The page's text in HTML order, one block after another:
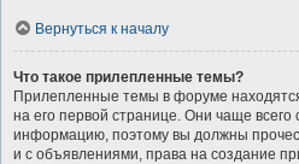
Вернуться к началу
Что такое прилепленные темы?
Прилепленные темы в форуме
на его первой странице. Они чаще
информацию, поэтому вы должны
и с объявлениями, права на создание